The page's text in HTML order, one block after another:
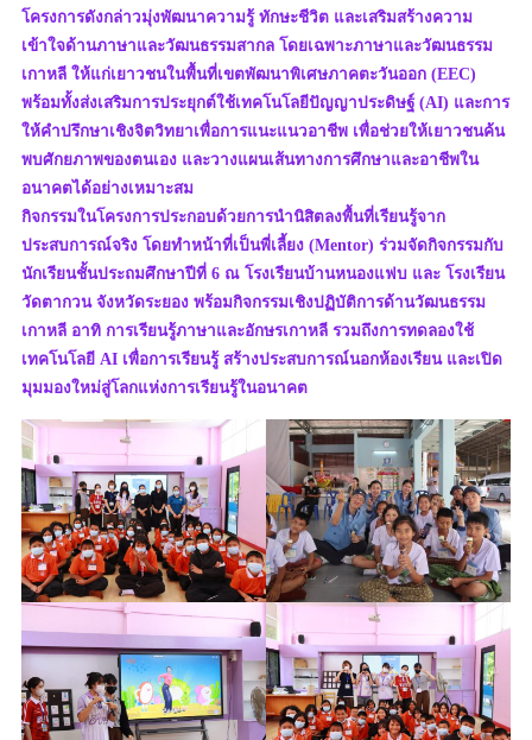
โครงการดังกล่าวมุ่งพัฒนาความรู้ ทักษะชีวิต และเสริมสร้างความ
เข้าใจด้านภาษาและวัฒนธรรมสากล โดยเฉพาะภาษาและวัฒนธรรม
เกาหลี ให้แก่เยาวชนในพื้นที่เขตพัฒนาพิเศษภาคตะวันออก (EEC)
พร้อมทั้งส่งเสริมการประยุกต์ใช้เทคโนโลยีปัญญาประดิษฐ์ (AI) และการ
ให้คำปรึกษาเชิงจิตวิทยาเพื่อการแนะแนวอาชีพ เพื่อช่วยให้เยาวชนค้น
พบศักยภาพของตนเอง และวางแผนเส้นทางการศึกษาและอาชีพใน
อนาคตได้อย่างเหมาะสม
กิจกรรมในโครงการประกอบด้วยการนำนิสิตลงพื้นที่เรียนรู้จาก
ประสบการณ์จริง โดยทำหน้าที่เป็นพี่เลี้ยง (Mentor) ร่วมจัดกิจกรรมกับ
นักเรียนชั้นประถมศึกษาปีที่ 6 ณ โรงเรียนบ้านหนองแฟบ และ โรงเรียน
วัดตากวน จังหวัดระยอง พร้อมกิจกรรมเชิงปฏิบัติการด้านวัฒนธรรม
เกาหลี อาทิ การเรียนรู้ภาษาและอักษรเกาหลี รวมถึงการทดลองใช้
เทคโนโลยี AI เพื่อการเรียนรู้ สร้างประสบการณ์นอกห้องเรียน และเปิด
มุมมองใหม่สู่โลกแห่งการเรียนรู้ในอนาคต